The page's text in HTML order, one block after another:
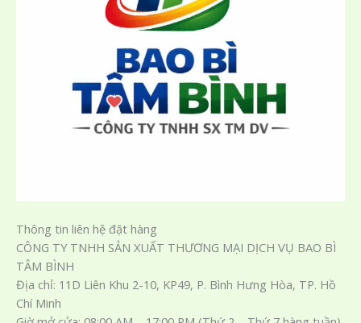
Thông tin liên hệ đặt hàng
CÔNG TY TNHH SẢN XUẤT THƯƠNG MẠI DỊCH VỤ BAO BÌ
TÂM BÌNH
Địa chỉ: 11D Liên Khu 2-10, KP49, P. Bình Hưng Hòa, TP. Hồ
Chí Minh